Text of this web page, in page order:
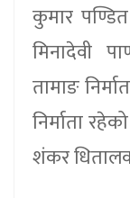
कुमार
मिनादेवी
तामाङ
निर्माता
शंकर